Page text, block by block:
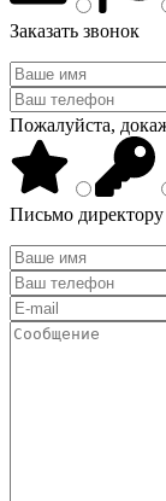
Заказать звонок
Пожалуйста,
Письмо директору